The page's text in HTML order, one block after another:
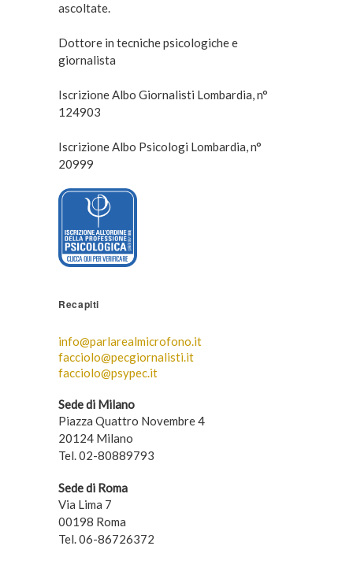
ascoltate.
Dottore in tecniche psicologiche e
giornalista
Iscrizione Albo Giornalisti Lombardia, n°
124903
Iscrizione Albo Psicologi Lombardia, n°
20999
Recapiti
info@parlarealmicrofono.it
facciolo@pecgiornalisti.it
facciolo@psypec.it
Sede di Milano
Piazza Quattro Novembre 4
20124 Milano
Tel. 02-80889793
Sede di Roma
Via Lima 7
00198 Roma
Tel. 06-86726372